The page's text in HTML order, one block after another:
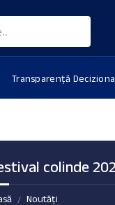
Transparență
colinde
/ Noutăți